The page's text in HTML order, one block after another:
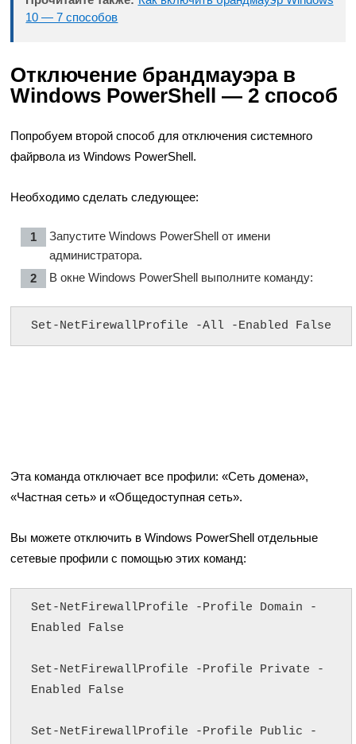
10 — 7 способов
Отключение брандмауэра в
Windows PowerShell — 2 способ
Попробуем второй способ для отключения системного
файрвола из Windows PowerShell.
Необходимо сделать следующее:
Запустите Windows PowerShell от имени
администратора.
В окне Windows PowerShell выполните команду:
Set-NetFirewallProfile -All -Enabled False
Эта команда отключает все профили: «Сеть домена»,
«Частная сеть» и «Общедоступная сеть».
Вы можете отключить в Windows PowerShell отдельные
сетевые профили с помощью этих команд:
Set-NetFirewallProfile -Profile Domain -
Enabled False
Set-NetFirewallProfile -Profile Private -
Enabled False
Set-NetFirewallProfile -Profile Public -